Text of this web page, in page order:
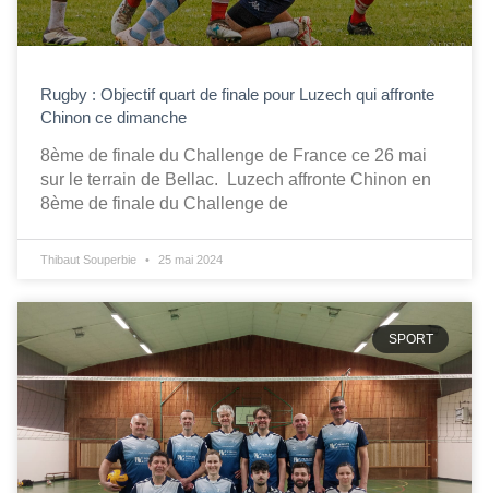
Rugby : Objectif quart de finale pour Luzech qui affronte
Chinon ce dimanche
8ème de finale du Challenge de France ce 26 mai
sur le terrain de Bellac. Luzech affronte Chinon en
8ème de finale du Challenge de
Thibaut Souperbie 25 mai 2024
SPORT